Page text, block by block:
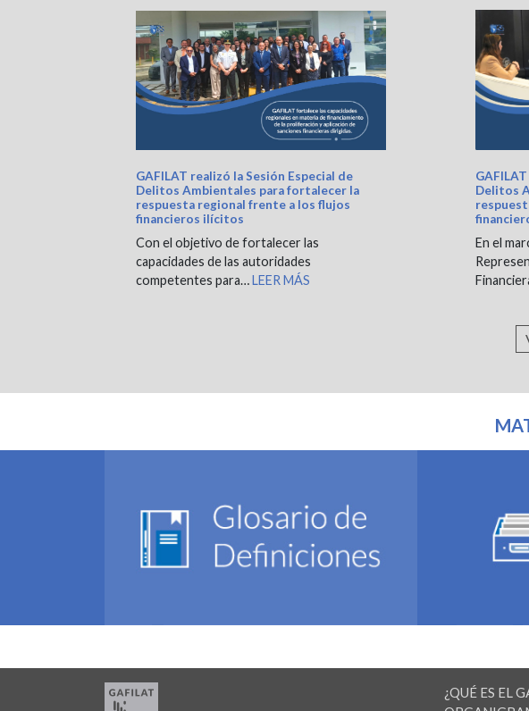
GAFILAT realizó la Sesión Especial de
Delitos Ambientales para fortalecer la
respuesta regional frente a los flujos
financieros ilícitos
Con el objetivo de fortalecer las
capacidades de las autoridades
competentes para…LEER MÁS
Delitos
En el
¿QUÉ ES EL